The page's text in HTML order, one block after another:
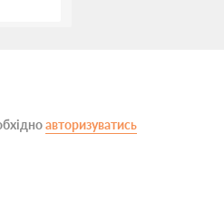
авторизуватись